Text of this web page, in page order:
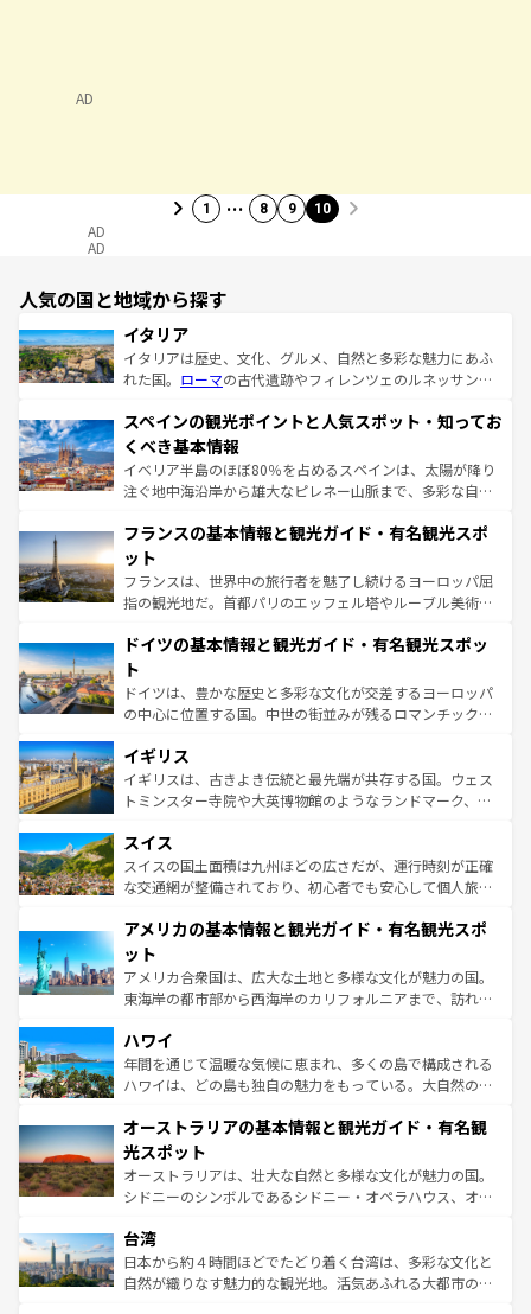
AD
1 … 8 9 10
AD
AD
人気の国と地域から探す
イタリア
イタリアは歴史、文化、グルメ、自然と多彩な魅力にあふ
れた国。 ローマの古代遺跡やフィレンツェのルネッサンス
ろん、トスカーナの美しい田園風景やアマルフィ海岸の絶
景など、自然景観も見逃せない。観光の合間には、本場の
ピザやパスタなど、絶品のイタリア料理を堪能することも
できる。朝目覚めてから夜眠るまで、すべての瞬間を楽し
なお、新着のイタリア情報はコンテンツ一覧を参照してほ
しい。
スペインの観光ポイントと人気スポット・知ってお
くべき基本情報
イベリア半島のほぼ80％を占めるスペインは、太陽が降り
注ぐ地中海沿岸から雄大なピレネー山脈まで、多彩な自然
文化が根付くこの国では、情熱的なフラメンコ、熱気あふ
れる闘牛、そして美味しいタパスが生活の一部となってい
る。首都マドリードの洗練された雰囲気や、バルセロナの
アートに溢れた街角から、地方では古代ローマ遺跡や中世
せる。地方によって風土や気候が異なるスペインはその個
ンテンツ一覧 を参照してほしい。
フランスの基本情報と観光ガイド・有名観光スポ
ット
フランスは、世界中の旅行者を魅了し続けるヨーロッパ屈
指の観光地だ。首都パリのエッフェル塔やルーブル美術館
で、幅広い魅力が詰まっている。華麗な宮殿、歴史的な大
聖堂、美しいビーチ、そして豊かな自然が、訪れる者を心
から魅了する。また、フランスは美食の国としても知ら
れ、フランス料理はユネスコ無形文化遺産にも登録されて
香り高いラベンダー畑など、多彩な楽しみ方が可能だ。さ
らに、パリ以外の地域にも魅力が溢れており、どの街角に
も豊かな歴史と文化が息づいている。パリ以外の個性あふ
を参照してほしい。
ドイツの基本情報と観光ガイド・有名観光スポッ
ト
ドイツは、豊かな歴史と多彩な文化が交差するヨーロッパ
の中心に位置する国。中世の街並みが残るロマンチック街
顔を持つこの国は、どこを歩いても飽きることがない。ベ
ルリンの文化的活気、バイエルン州のアルプスの絶景、そ
してライン川沿いのワイン畑といった風景は必見。ビール
は、お酒好きな人にはぜひ体験してほしい。 なお、新着の
ドイツ情報はコンテンツ一覧を参照してほしい。
イギリス
イギリスは、古きよき伝統と最先端が共存する国。ウェス
トミンスター寺院や大英博物館のようなランドマーク、歴
リアごとに異なる魅力がある。また、優雅なアフタヌーン
ティー、ビール好きにはたまらない英国パブ、サッカー観
戦など、本場だからこそできる体験も豊富。イギリスを旅
ンツ一覧を参照してほしい。
スイス
スイスの国土面積は九州ほどの広さだが、運行時刻が正確
な交通網が整備されており、初心者でも安心して個人旅行
の建物がそのまま残る町や、スイスならではのユニークな
博物館もあり、アルプス観光だけでなく町歩きも満喫する
ことができる。国民の所得が高いため物価も高いが、旅行
者向けの交通パス提供のサービスもあり、うまく活用すれ
着のスイス情報は
アメリカの基本情報と観光ガイド・有名観光スポ
ット
アメリカ合衆国は、広大な土地と多様な文化が魅力の国。
東海岸の都市部から西海岸のカリフォルニアまで、訪れる
のような巨大都市は、観光、ショッピング、エンターテイ
ンメントが詰まった刺激的なスポットだ。一方、アメリカ
西部には大自然が広がり、グランドキャニオンやイエロー
部のニューオーリンズでは、音楽と美食が融合した独特の
文化が魅力。旅行者はアメリカの各地域で異なる魅力を楽
しみながら、その多様性と豊かな歴史を感じることができ
るだろう。車でのロードトリップや列車の旅も、アメリカ
情報は
ハワイ
年間を通じて温暖な気候に恵まれ、多くの島で構成される
ハワイは、どの島も独自の魅力をもっている。大自然の神
ワイ島は見逃せない。また、定番の観光地といえばオアフ
島だが、静かな自然を求めるならマウイ島やカウアイ島が
おすすめ。エメラルドグリーンに輝く海をはじめ、豊かな
文化や歴史が息づいている。「アロハスピリット」と呼ば
人々、おいしいローカルフードやハワイアンミュージッ
ク、伝統的なフラダンスなど、すべてがハワイの魅力を彩
っている。訪れるたびに新しい発見と感動が待っているハ
オーストラリアの基本情報と観光ガイド・有名観
光スポット
オーストラリアは、壮大な自然と多様な文化が魅力の国。
シドニーのシンボルであるシドニー・オペラハウス、オー
リアリーフや大陸中央部にそびえるウルル（エアーズロッ
ク）、タスマニアの美しい原生林やケアンズの熱帯雨林な
ど、見どころがたくさん。また、カフェやワイン、オージ
台湾
日本から約４時間ほどでたどり着く台湾は、多彩な文化と
自然が織りなす魅力的な観光地。活気あふれる大都市の台